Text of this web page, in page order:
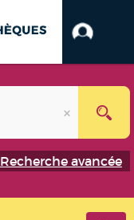
Recherche avancée